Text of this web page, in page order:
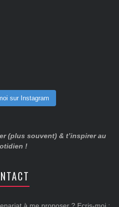
sur Instagram
(plus souvent) & t’inspirer au
!